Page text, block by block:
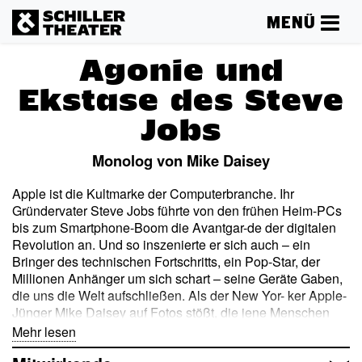
MENÜ
Agonie und
Ekstase des Steve
Jobs
Monolog von Mike Daisey
Apple ist die Kultmarke der Computerbranche. Ihr
Gründervater Steve Jobs führte von den frühen Heim-PCs
bis zum Smartphone-Boom die Avantgar-de der digitalen
Revolution an. Und so inszenierte er sich auch – ein
Bringer des technischen Fortschritts, ein Pop-Star, der
Millionen Anhänger um sich schart – seine Geräte Gaben,
die uns die Welt aufschließen. Als der New Yor- ker Apple-
Jünger Mike Daisey auf Fotos stößt, die jene Menschen
zeigen, die Jobs’ begehrte Produkte herstellen, kommt
eine andere Story ans Licht. Er beginnt, dem globalen
Mehr lesen